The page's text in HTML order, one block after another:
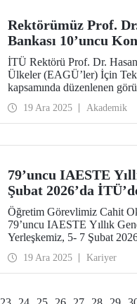
Rektörümüz Prof.
Bankası 10’uncu
İTÜ Rektörü Prof. Dr.
Ülkeler (EAGÜ’ler) İçin
kapsamında düzenlenen
19 Ara 2025 Akademik
79’uncu IAESTE
Şubat 2026’da
Öğretim Görevlimiz Cahit
79’uncu IAESTE Yıllık
Yerleşkemiz, 5- 7 Şubat
19 Ara 2025 Kariyer